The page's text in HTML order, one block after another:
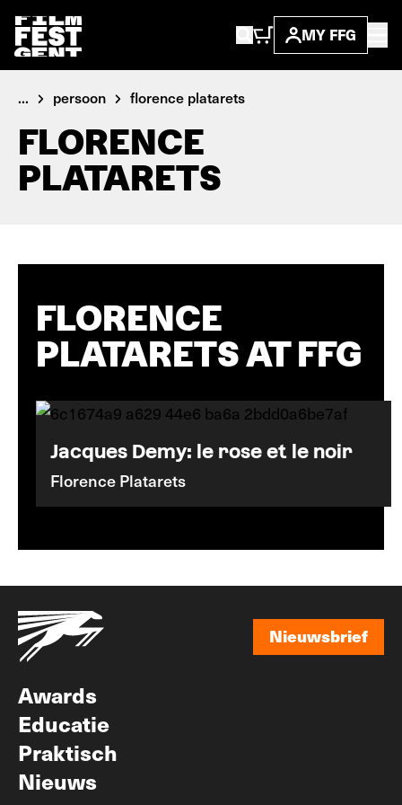
MY FFG
... persoon florence platarets
FLORENCE
PLATARETS
FLORENCE
PLATARETS AT FFG
Jacques Demy: le rose et le noir
Florence Platarets
Nieuwsbrief
Awards
Educatie
Praktisch
Nieuws